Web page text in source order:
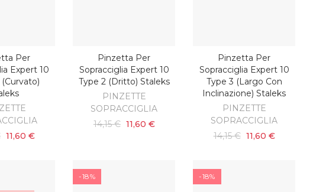
AL CARRELLO
Per
Expert 10
(curvato)
11,60 €
AGGIUNGI AL CARRELLO
Pinzetta Per
Sopracciglia Expert 10
Type 2 (dritto) Staleks
PINZETTE
SOPRACCIGLIA
14,15 € 11,60 €
AGGIUNGI AL CARRELLO
Pinzetta Per
Sopracciglia Expert 10
Type 3 (largo Con
Inclinazione) Staleks
PINZETTE
SOPRACCIGLIA
14,15 € 11,60 €
-18% -18%